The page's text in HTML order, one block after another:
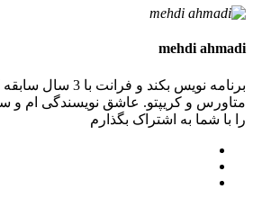
mehdi ahmadi
برنامه نویس بکند و
متاورس و کریپتو. عاشق نویسندگی ام و
را با شما به اشتراک بگذارم